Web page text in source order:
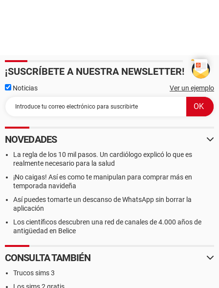
¡SUSCRÍBETE A NUESTRA NEWSLETTER!
Noticias Ver un ejemplo
NOVEDADES
La regla de los 10 mil pasos. Un cardiólogo explicó lo que es
realmente necesario para la salud
¡No caigas! Así es como te manipulan para comprar más en
temporada navideña
Así puedes tomarte un descanso de WhatsApp sin borrar la
aplicación
Los científicos descubren una red de canales de 4.000 años de
antigüedad en Belice
CONSULTA TAMBIÉN
Trucos sims 3